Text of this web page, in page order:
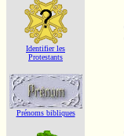
Identifier les
Protestants
Prénoms bibliques